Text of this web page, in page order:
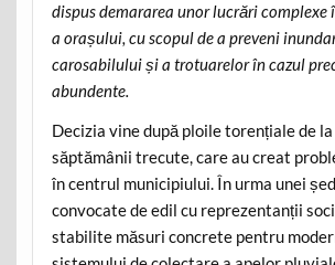
dispus demararea unor lucrări complexe
a orașului, cu scopul de a preveni
carosabilului și a trotuarelor în cazul
abundente.
Decizia vine după ploile torențiale de
săptămânii trecute, care au creat
în centrul municipiului. În urma unei
convocate de edil cu reprezentanții
stabilite măsuri concrete pentru